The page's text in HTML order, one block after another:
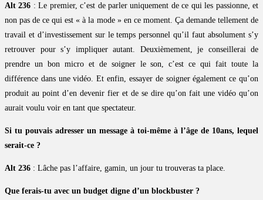
Alt 236 : Le premier, c’est de parler uniquement de ce qui les passionne, et
non pas de ce qui est « à la mode » en ce moment. Ça demande tellement de
travail et d’investissement sur le temps personnel qu’il faut absolument s’y
retrouver pour s’y impliquer autant. Deuxièmement, je conseillerai de
prendre un bon micro et de soigner le son, c’est ce qui fait toute la
différence dans une vidéo. Et enfin, essayer de soigner également ce qu’on
produit au point d’en devenir fier et de se dire qu’on fait une vidéo qu’on
aurait voulu voir en tant que spectateur.
Si tu pouvais adresser un message à toi-même à l’âge de 10ans, lequel
serait-ce ?
Alt 236 : Lâche pas l’affaire, gamin, un jour tu trouveras ta place.
Que ferais-tu avec un budget digne d’un blockbuster ?